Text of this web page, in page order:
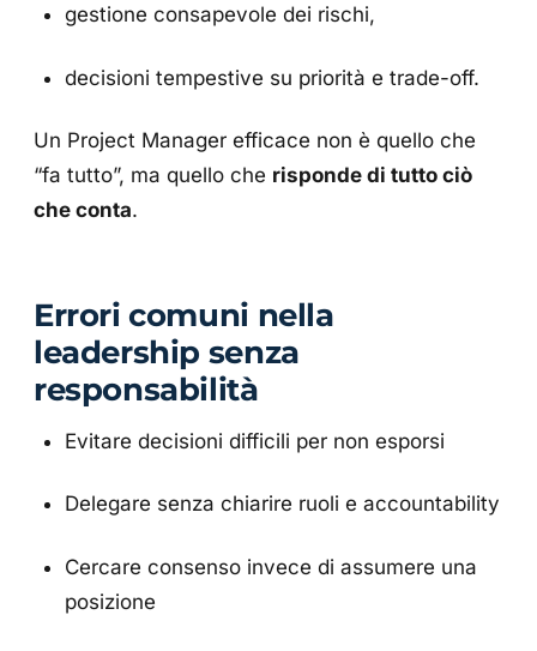
gestione consapevole dei rischi,
decisioni tempestive su priorità e trade-off.
Un Project Manager efficace non è quello che
“fa tutto”, ma quello che risponde di tutto ciò
che conta.
Errori comuni nella
leadership senza
responsabilità
Evitare decisioni difficili per non esporsi
Delegare senza chiarire ruoli e accountability
Cercare consenso invece di assumere una
posizione